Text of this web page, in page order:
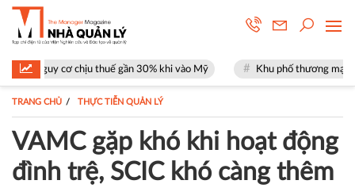
thuế gần 30% khi vào Mỹ Khu phố thương mại SOHO tại The
TRANG CHỦ THỰC TIỄN QUẢN LÝ
VAMC gặp khó khi hoạt động
đình trệ, SCIC khó càng thêm